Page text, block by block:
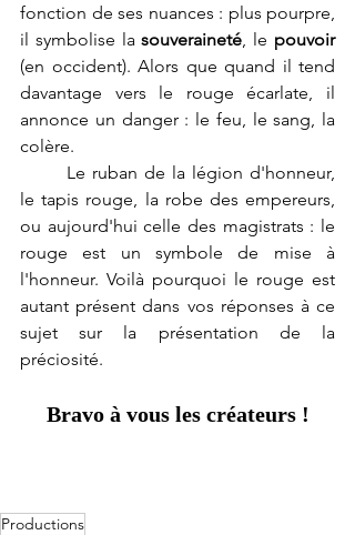
fonction de ses nuances : plus pourpre,
il symbolise la souveraineté , le pouvoir
(en occident). Alors que quand il tend
davantage vers le rouge écarlate, il
annonce un danger : le feu, le sang, la
colère.
Le ruban de la légion d'honneur,
le tapis rouge, la robe des empereurs,
ou aujourd'hui celle des magistrats : le
rouge est un symbole de mise à
l'honneur. Voilà pourquoi le rouge est
autant présent dans vos réponses à ce
sujet sur la présentation de la
préciosité.
Bravo à vous les créateurs !
Productions